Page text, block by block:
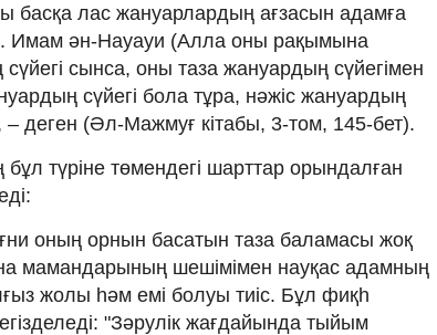
басқа лас жануарлардың ағзасын адамға
Имам ән-Науауи (Алла оны рақымына
сынса, оны таза жануардың сүйегімен
сүйегі бола тұра, нәжіс жануардың
– деген (Әл-Мажмуғ кітабы, 3-том, 145-бет).
түріне төмендегі шарттар орындалған
оның орнын басатын таза баламасы жоқ
мамандарының шешімімен науқас адамның
жолы һәм емі болуы тиіс. Бұл фиқһ
"Зәрулік жағдайында тыйым